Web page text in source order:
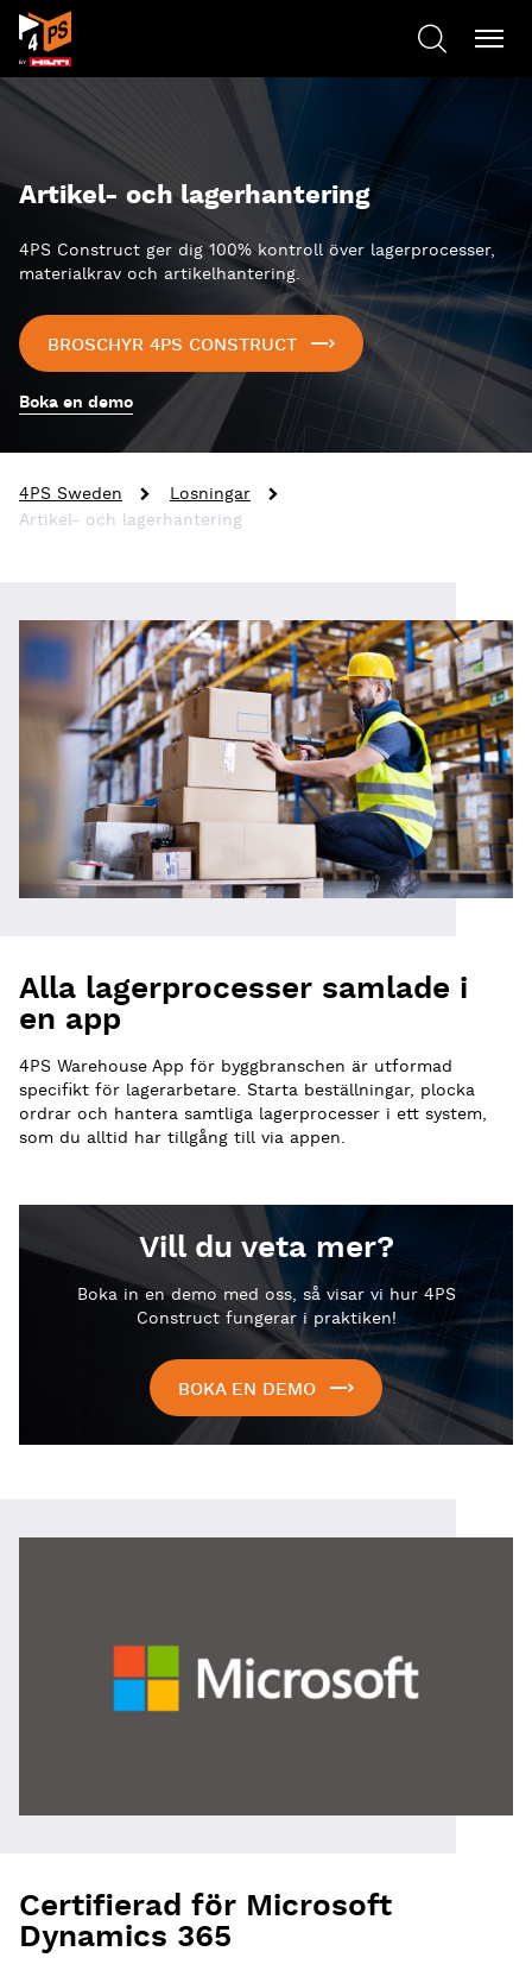
Artikel- och lagerhantering
4PS Construct ger dig 100% kontroll över lagerprocesser,
materialkrav och artikelhantering.
BROSCHYR 4PS CONSTRUCT
Boka en demo
4PS Sweden
Losningar
Artikel- och lagerhantering
Alla lagerprocesser samlade i
en app
4PS Warehouse App för byggbranschen är utformad
specifikt för lagerarbetare. Starta beställningar, plocka
ordrar och hantera samtliga lagerprocesser i ett system,
som du alltid har tillgång till via appen.
Vill du veta mer?
Boka in en demo med oss, så visar vi hur 4PS
Construct fungerar i praktiken!
BOKA EN DEMO
Certifierad för Microsoft
Dynamics 365